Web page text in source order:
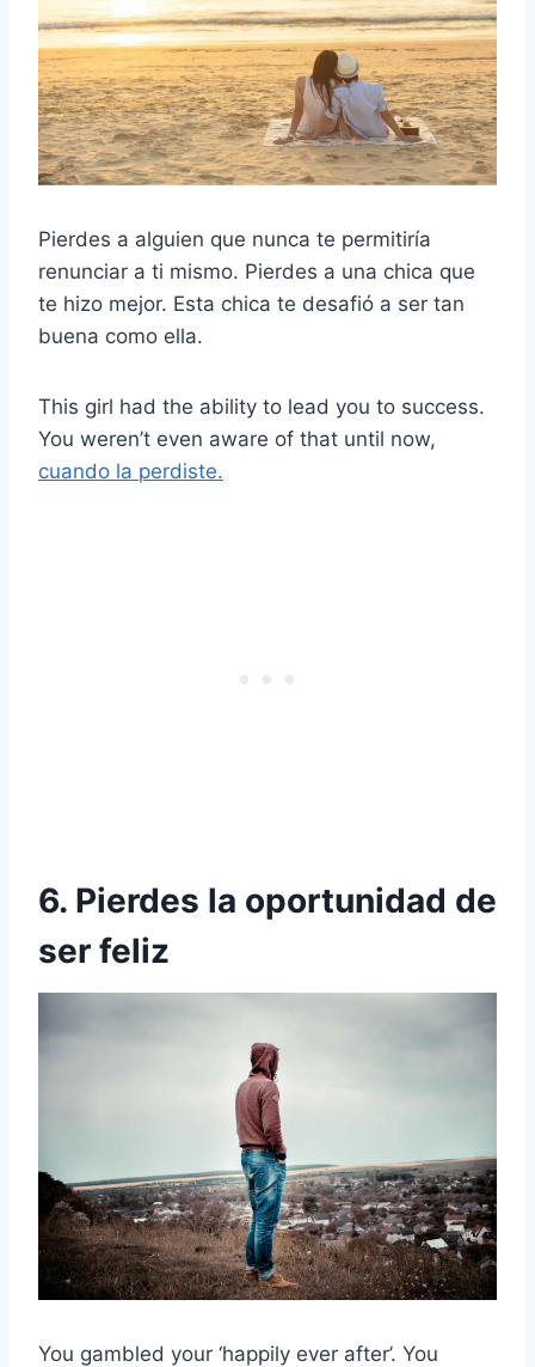
Pierdes a alguien que nunca te permitiría
renunciar a ti mismo. Pierdes a una chica que
te hizo mejor. Esta chica te desafió a ser tan
buena como ella.
This girl had the ability to lead you to success.
You weren’t even aware of that until now,
cuando la perdiste.
6. Pierdes la oportunidad de
ser feliz
You gambled your ‘happily ever after’. You